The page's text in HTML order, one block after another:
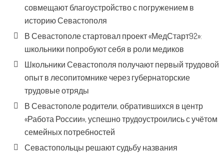
совмещают благоустройство с погружением в
историю Севастополя
В Севастополе стартовал проект «МедСтарт92»:
школьники попробуют себя в роли медиков
Школьники Севастополя получают первый трудовой
опыт в лесопитомнике через губернаторские
трудовые отряды
В Севастополе родители, обратившихся в центр
«Работа России», успешно трудоустроились с учётом
семейных потребностей
Севастопольцы решают судьбу названия